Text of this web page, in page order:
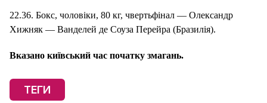
22.36. Бокс, чоловіки, 80 кг, чвертьфінал — Олександр
Хижняк — Ванделей де Соуза Перейра (Бразилія).
Вказано київський час початку змагань.
ТЕГИ